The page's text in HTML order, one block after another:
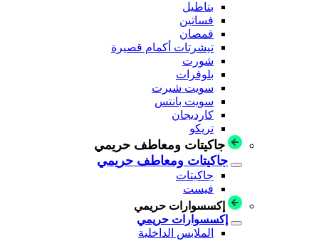
بناطيل
فساتين
قمصان
تيشرتات أكمام قصيرة
شورت
بلوفرات
سويت شيرت
سويت بانتس
كارديجان
تريكو
جاكيتات ومعاطف حريمي
جاكيتات ومعاطف حريمي
جاكيتات
فيست
إكسسوارات حريمي
إكسسوارات حريمي
الملابس الداخلية